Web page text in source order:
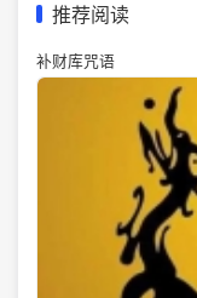
推荐阅读
补财库咒语